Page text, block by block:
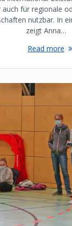
auch für regionale
nutzbar. In
zeigt Anna…
Read more